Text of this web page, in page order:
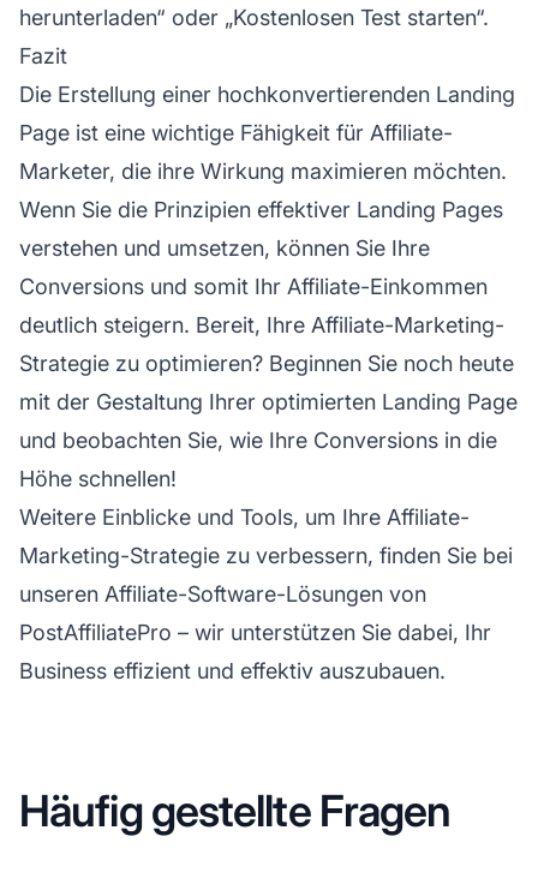
herunterladen“ oder „Kostenlosen Test starten“.
Fazit
Die Erstellung einer hochkonvertierenden Landing
Page ist eine wichtige Fähigkeit für Affiliate-
Marketer, die ihre Wirkung maximieren möchten.
Wenn Sie die Prinzipien effektiver Landing Pages
verstehen und umsetzen, können Sie Ihre
Conversions und somit Ihr Affiliate-Einkommen
deutlich steigern. Bereit, Ihre Affiliate-Marketing-
Strategie zu optimieren? Beginnen Sie noch heute
mit der Gestaltung Ihrer optimierten Landing Page
und beobachten Sie, wie Ihre Conversions in die
Höhe schnellen!
Weitere Einblicke und Tools, um Ihre Affiliate-
Marketing-Strategie zu verbessern, finden Sie bei
unseren Affiliate-Software-Lösungen von
PostAffiliatePro – wir unterstützen Sie dabei, Ihr
Business effizient und effektiv auszubauen.
Häufig gestellte Fragen